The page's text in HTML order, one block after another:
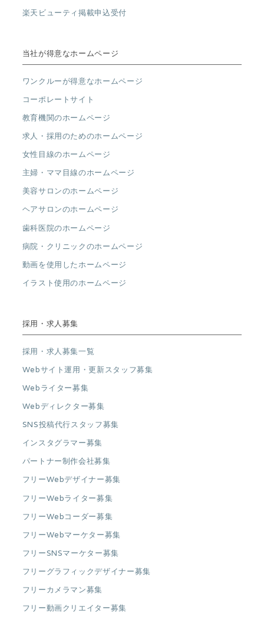
楽天ビューティ掲載申込受付
当社が得意なホームページ
ワンクルーが得意なホームページ
コーポレートサイト
教育機関のホームページ
求人・採用のためのホームページ
女性目線のホームページ
主婦・ママ目線のホームページ
美容サロンのホームページ
ヘアサロンのホームページ
歯科医院のホームページ
病院・クリニックのホームページ
動画を使用したホームページ
イラスト使用のホームページ
採用・求人募集
採用・求人募集一覧
Webサイト運用・更新スタッフ募集
Webライター募集
Webディレクター募集
SNS投稿代行スタッフ募集
インスタグラマー募集
パートナー制作会社募集
フリーWebデザイナー募集
フリーWebライター募集
フリーWebコーダー募集
フリーWebマーケター募集
フリーSNSマーケター募集
フリーグラフィックデザイナー募集
フリーカメラマン募集
フリー動画クリエイター募集